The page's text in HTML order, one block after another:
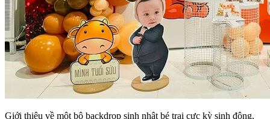
Giới thiệu về một bộ backdrop sinh nhật bé trai cực kỳ sinh động,